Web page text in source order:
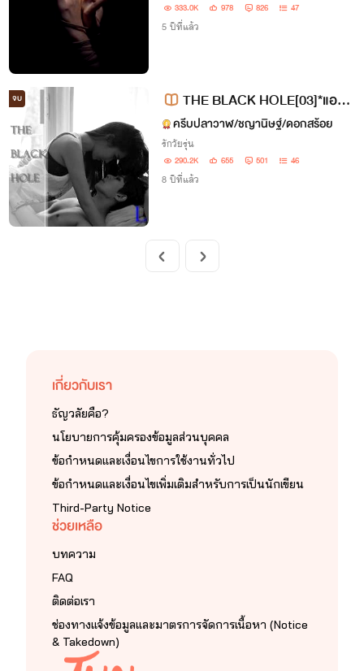
333.0K 978 826 47
5 ปีที่แล้ว
จบ
THE BLACK HOLE[03]*แอลโ
จXเรียวโกะ
ครีบปลาวาฬ/ชญานิษฐ์/ดอกสร้อย
รักวัยรุ่น
290.2K 655 501 46
8 ปีที่แล้ว
เกี่ยวกับเรา
ธัญวลัยคือ?
นโยบายการคุ้มครองข้อมูลส่วนบุคคล
ข้อกำหนดและเงื่อนไขการใช้งานทั่วไป
ข้อกำหนดและเงื่อนไขเพิ่มเติมสำหรับการเป็นนักเขียน
Third-Party Notice
ช่วยเหลือ
บทความ
FAQ
ติดต่อเรา
ช่องทางแจ้งข้อมูลและมาตรการจัดการเนื้อหา (Notice
& Takedown)